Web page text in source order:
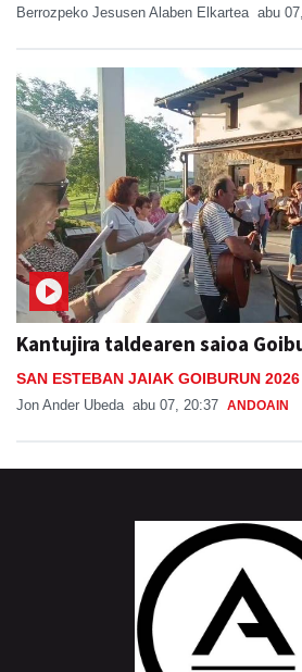
Berrozpeko Jesusen Alaben Elkartea abu
Kantujira taldearen saioa
SAN ESTEBAN JAIAK GOIBURUN 2026
Jon Ander Ubeda abu 07, 20:37 ANDOAIN